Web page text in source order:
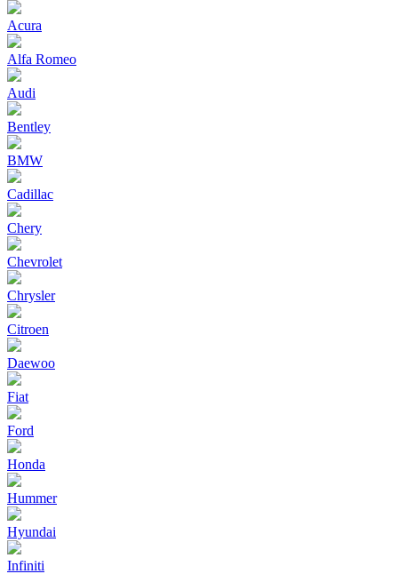
Acura
Alfa Romeo
Audi
Bentley
BMW
Cadillac
Chery
Chevrolet
Chrysler
Citroen
Daewoo
Fiat
Ford
Honda
Hummer
Hyundai
Infiniti